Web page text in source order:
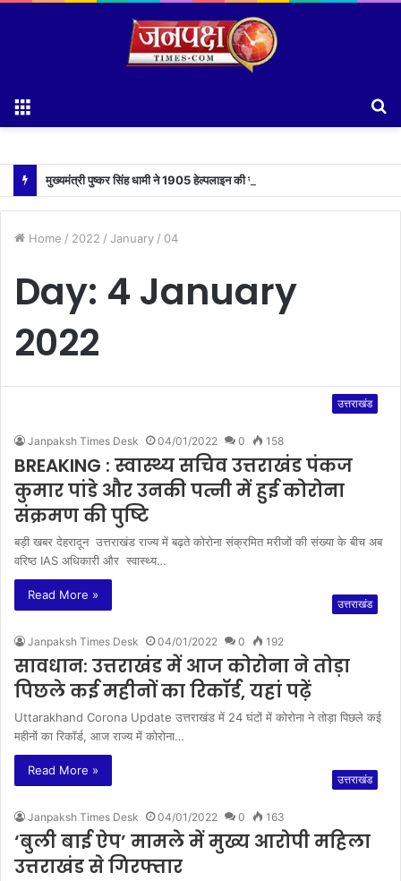
Home / 2022 / January / 04
Day: 4 January
2022
उत्तराखंड
Janpaksh Times Desk 04/01/2022 0 158
BREAKING : स्वास्थ्य सचिव उत्तराखंड पंकज
कुमार पांडे और उनकी पत्नी में हुई कोरोना
संक्रमण की पुष्टि
बड़ी खबर देहरादून उत्तराखंड राज्य में बढ़ते कोरोना संक्रमित मरीजों की संख्या के बीच अब
वरिष्ठ IAS अधिकारी और स्वास्थ्य…
Read More »
उत्तराखंड
Janpaksh Times Desk 04/01/2022 0 192
सावधान: उत्तराखंड में आज कोरोना ने तोड़ा
पिछले कई महीनों का रिकॉर्ड, यहां पढ़ें
Uttarakhand Corona Update उत्तराखंड में 24 घंटों में कोरोना ने तोड़ा पिछले कई
महीनों का रिकॉर्ड, आज राज्य में कोरोना…
Read More »
उत्तराखंड
Janpaksh Times Desk 04/01/2022 0 163
‘बुली बाई ऐप’ मामले में मुख्य आरोपी महिला
उत्तराखंड से गिरफ्तार